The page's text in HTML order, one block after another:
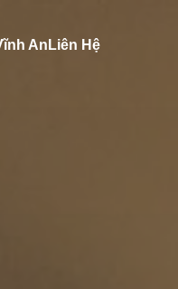
An Liên Hệ